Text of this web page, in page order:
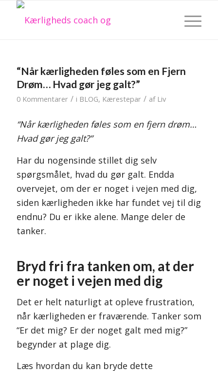
“Når kærligheden føles som en Fjern
Drøm… Hvad gør jeg galt?”
0 Kommentarer / i BLOG, Kærestepar / af Liv
“Når kærligheden føles som en fjern drøm…
Hvad gør jeg galt?”
Har du nogensinde stillet dig selv
spørgsmålet, hvad du gør galt. Endda
overvejet, om der er noget i vejen med dig,
siden kærligheden ikke har fundet vej til dig
endnu? Du er ikke alene. Mange deler de
tanker.
Bryd fri fra tanken om, at der
er noget i vejen med dig
Det er helt naturligt at opleve frustration,
når kærligheden er fraværende. Tanker som
“Er det mig? Er der noget galt med mig?”
begynder at plage dig.
Læs hvordan du kan bryde dette